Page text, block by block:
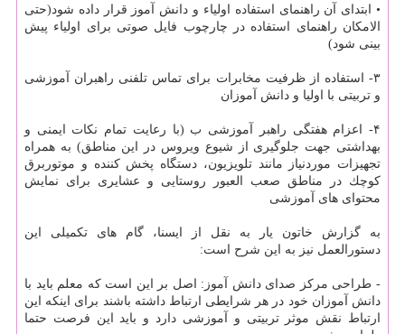
• ابتدای آن راهنمای استفاده اولیاء و دانش آموز قرار داده شود(حتی
الامكان راهنمای استفاده در چارچوب فایل صوتی برای اولیاء پیش
بینی شود)
۳- استفاده از ظرفیت مخابرات برای تماس تلفنی راهبران آموزشی
و تربیتی با اولیا و دانش آموزان
۴- اعزام هفتگی راهبر آموزشی ب (با رعایت تمام نكات ایمنی و
بهداشتی جهت جلوگیری از شیوع ویروس در این مناطق) به همراه
تجهیزات موردنیاز مانند تلویزیون، دستگاه پخش كننده و موتوربرق
كوچك در مناطق صعب العبور روستایی و عشایری برای نمایش
محتوای های آموزشی
به گزارش خاتون یار به نقل از ایسنا، گام های تكمیلی این
دستورالعمل نیز به این شرح است:
- طراحی مركز صدای دانش آموز: اصل بر این است كه معلم باید با
دانش آموزان خود در هر شرایطی ارتباط داشته باشند برای اینكه این
ارتباط نقش موثر تربیتی و آموزشی دارد و باید این فرصت حتما